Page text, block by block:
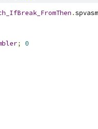
.spvasm
;
0